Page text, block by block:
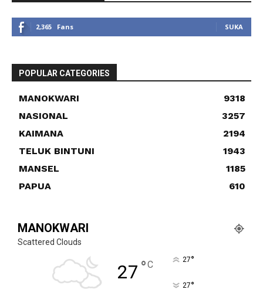
2,365 Fans SUKA
POPULAR CATEGORIES
MANOKWARI
9318
NASIONAL
3257
KAIMANA
2194
TELUK BINTUNI
1943
MANSEL
1185
PAPUA
610
MANOKWARI
Scattered Clouds
27 °C 27°
27°